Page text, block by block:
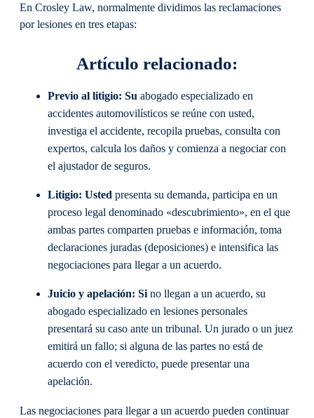
En Crosley Law, normalmente dividimos las reclamaciones
por lesiones en tres etapas:
Artículo relacionado:
Previo al litigio: Su abogado especializado en
accidentes automovilísticos se reúne con usted,
investiga el accidente, recopila pruebas, consulta con
expertos, calcula los daños y comienza a negociar con
el ajustador de seguros.
Litigio: Usted presenta su demanda, participa en un
proceso legal denominado «descubrimiento», en el que
ambas partes comparten pruebas e información, toma
declaraciones juradas (deposiciones) e intensifica las
negociaciones para llegar a un acuerdo.
Juicio y apelación: Sino llegan a un acuerdo, su
abogado especializado en lesiones personales
presentará su caso ante un tribunal. Un jurado o un juez
emitirá un fallo; si alguna de las partes no está de
acuerdo con el veredicto, puede presentar una
apelación.
Las negociaciones para llegar a un acuerdo pueden continuar